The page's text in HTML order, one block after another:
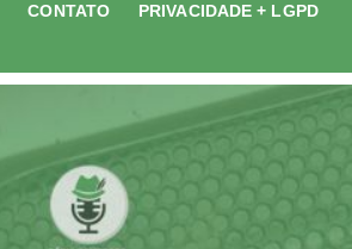
CONTATO PRIVACIDADE + LGPD